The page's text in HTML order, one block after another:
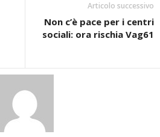
Articolo successivo
Non c’è pace per i centri
sociali: ora rischia Vag61